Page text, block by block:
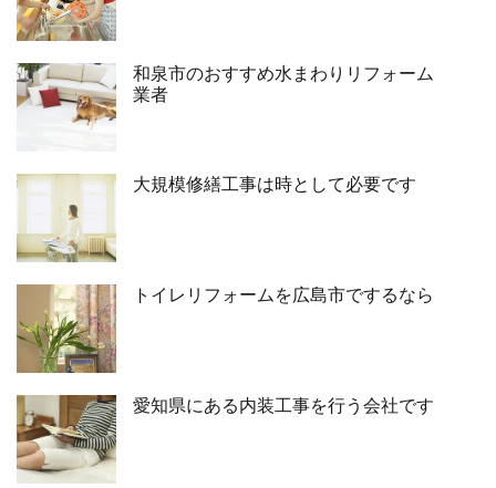
和泉市のおすすめ水まわりリフォーム
業者
大規模修繕工事は時として必要です
トイレリフォームを広島市でするなら
愛知県にある内装工事を行う会社です